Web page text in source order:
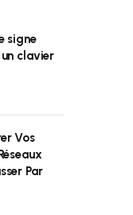
signe
clavier
Vos
Par